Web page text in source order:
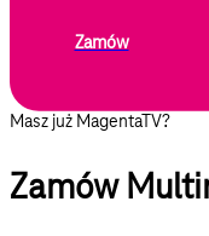
Zamów
Masz już MagentaTV?
Zamów